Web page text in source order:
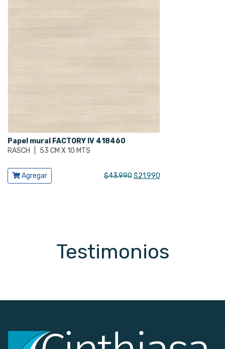
Papel mural FACTORY IV 418460
RASCH
53 CM X 10 MTS
Ver producto
Agregar $43.990 El
$21.990El
Testimonios